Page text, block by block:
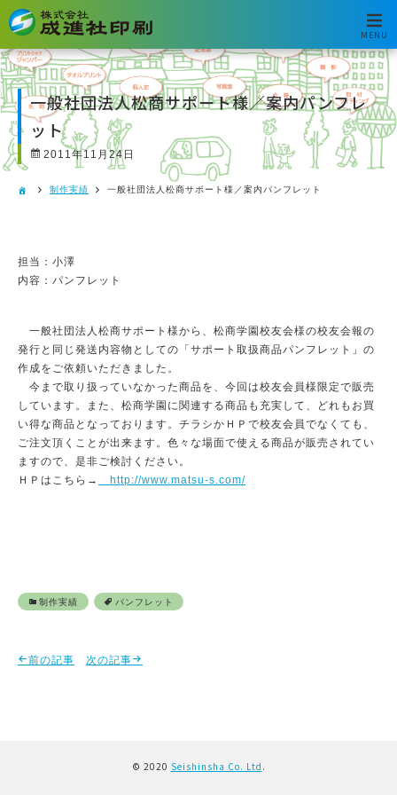
MENU
一般社団法人松商サポート様／案内パンフレ
ット
2011年11月24日
制作実績 一般社団法人松商サポート様／案内パンフレット
担当：小澤
内容：パンフレット
一般社団法人松商サポート様から、松商学園校友会様の校友会報の
発行と同じ発送内容物としての「サポート取扱商品パンフレット」の
作成をご依頼いただきました。
今まで取り扱っていなかった商品を、今回は校友会員様限定で販売
しています。また、松商学園に関連する商品も充実して、どれもお買
い得な商品となっております。チラシかＨＰで校友会員でなくても、
ご注文頂くことが出来ます。色々な場面で使える商品が販売されてい
ますので、是非ご検討ください。
ＨＰはこちら→
http://www.matsu-s.com/
制作実績 パンフレット
前の記事 次の記事
© 2020 Seishinsha Co. Ltd .